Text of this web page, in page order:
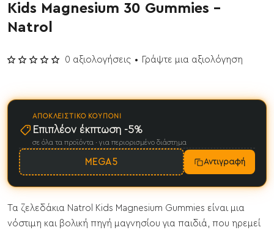
Έχει εξαντληθεί
Kids Magnesium 30 Gummies -
Natrol
0 αξιολογήσεις • Γράψτε μια αξιολόγηση
ΑΠΟΚΛΕΙΣΤΙΚΌ ΚΟΥΠΌΝΙ
Επιπλέον έκπτωση -5%
σε όλα τα προϊόντα · για περιορισμένο διάστημα
MEGA5 Αντιγραφή
Τα ζελεδάκια Natrol Kids Magnesium Gummies είναι μια
νόστιμη και βολική πηγή μαγνησίου για παιδιά, που ηρεμεί